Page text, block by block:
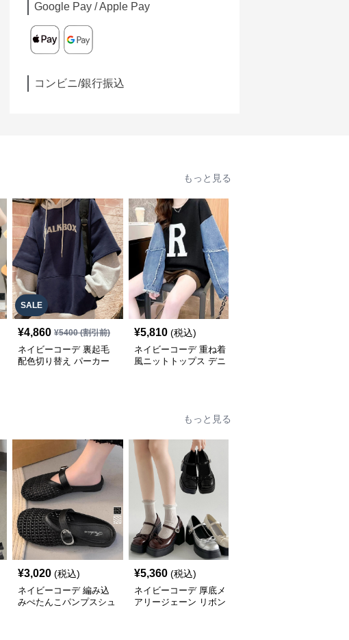
Google Pay / Apple Pay
コンビニ/銀行振込
もっと見る
SALE
¥4,860 ¥5400(割引前)
ネイビーコーデ 裏起毛
配色切り替え パーカー
¥5,810 (税込)
ネイビーコーデ 重ね着
風ニットトップス デニ
もっと見る
¥3,020 (税込)
ネイビーコーデ 編み込
みぺたんこパンプスシュ
¥5,360 (税込)
ネイビーコーデ 厚底メ
アリージェーン リボン